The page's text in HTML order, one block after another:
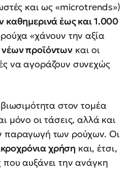
και ως «microtrends»)
καθημερινά έως και 1.000
«χάνουν την αξία
προϊόντωνκαι οι
να αγοράζουν συνεχώς
στον τομέα
μόνο οι τάσεις, αλλά και
παραγωγή των ρούχων. Οι
χρήση και, έτσι,
που αυξάνει την ανάγκη